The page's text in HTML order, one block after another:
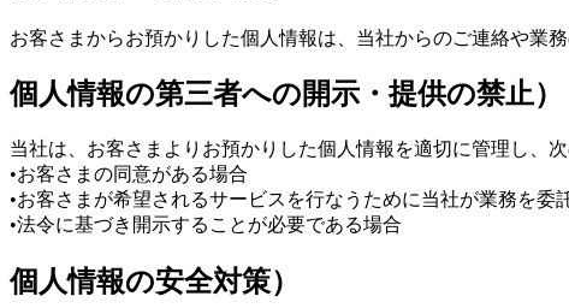
お客さまからお預かりした個人情報は、当社からのご連絡や業
個人情報の第三者への開示・提供の禁止）
当社は、お客さまよりお預かりした個人情報を適切に管理し、
•お客さまの同意がある場合
•お客さまが希望されるサービスを行なうために当社が業務を委
•法令に基づき開示することが必要である場合
個人情報の安全対策）